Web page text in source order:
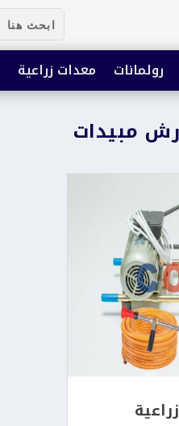
رولمانات معدات زراعية
مبيدات